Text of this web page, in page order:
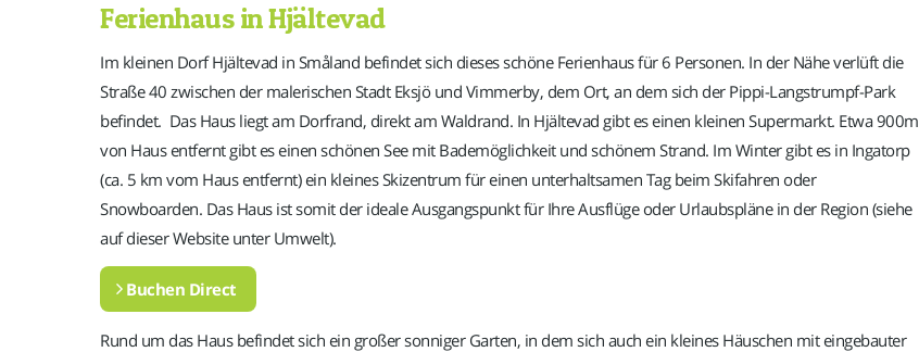
Ferienhaus in Hjältevad
Im kleinen Dorf Hjältevad in Småland befindet sich dieses schöne Ferienhaus für 6 Personen. In der Nähe verlüft die
Straße 40 zwischen der malerischen Stadt Eksjö und Vimmerby, dem Ort, an dem sich der Pippi-Langstrumpf-Park
befindet. Das Haus liegt am Dorfrand, direkt am Waldrand. In Hjältevad gibt es einen kleinen Supermarkt. Etwa 900m
von Haus entfernt gibt es einen schönen See mit Bademöglichkeit und schönem Strand. Im Winter gibt es in Ingatorp
(ca. 5 km vom Haus entfernt) ein kleines Skizentrum für einen unterhaltsamen Tag beim Skifahren oder
Snowboarden. Das Haus ist somit der ideale Ausgangspunkt für Ihre Ausflüge oder Urlaubspläne in der Region (siehe
auf dieser Website unter Umwelt).
Buchen Direct
Rund um das Haus befindet sich ein großer sonniger Garten, in dem sich auch ein kleines Häuschen mit eingebauter